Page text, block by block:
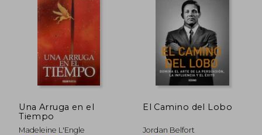
5%
dcto.
5%
Una Arruga en el
Tiempo
Madeleine L'Engle
El Camino del Lobo
Jordan Belfort